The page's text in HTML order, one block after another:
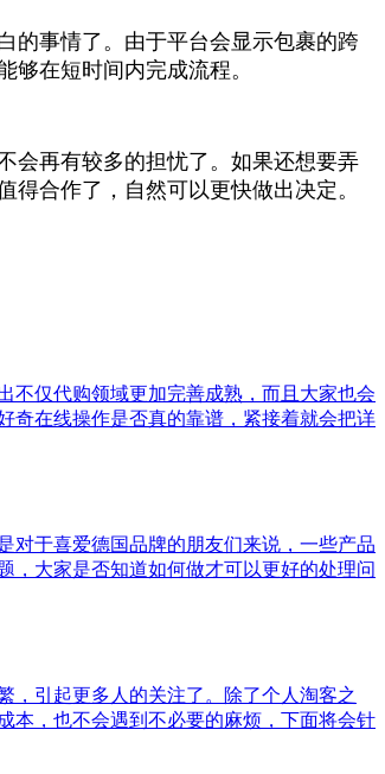
的事情了。由于平台会显示包裹的跨
在短时间内完成流程。
会再有较多的担忧了。如果还想要弄
合作了，自然可以更快做出决定。
不仅代购领域更加完善成熟，而且大家也会
奇在线操作是否真的靠谱，紧接着就会把详
对于喜爱德国品牌的朋友们来说，一些产品
，大家是否知道如何做才可以更好的处理问
，引起更多人的关注了。除了个人淘客之
本，也不会遇到不必要的麻烦，下面将会针